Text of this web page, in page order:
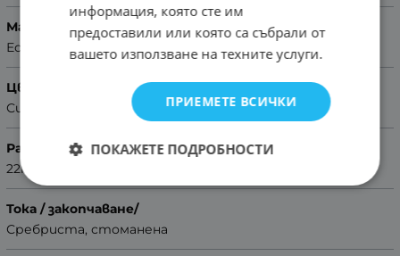
Материал
Естествена кожа
Цвят
Сив
Размер
22mm
Тока / закопчаване/
Сребриста, стоманена
информация, която сте им
предоставили или която са събрали от
вашето използване на техните услуги.
ПРИЕМЕТЕ ВСИЧКИ
ПОКАЖЕТЕ ПОДРОБНОСТИ